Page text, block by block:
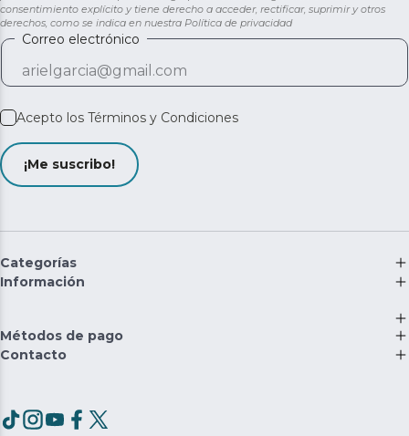
consentimiento explícito y tiene derecho a acceder, rectificar, suprimir y otros
derechos, como se indica en nuestra Política de privacidad
Correo electrónico
Acepto los Términos y Condiciones
¡Me suscribo!
Categorías
Información
Métodos de pago
Contacto